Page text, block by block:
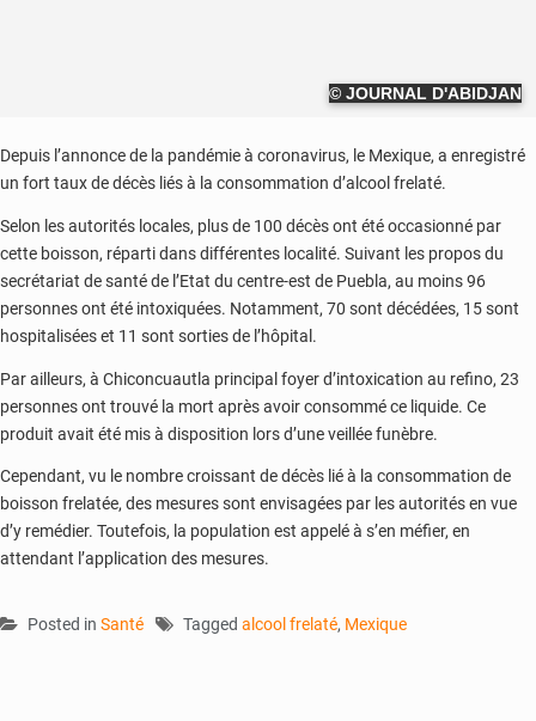
© JOURNAL D'ABIDJAN
Depuis l’annonce de la pandémie à coronavirus, le Mexique, a enregistré
un fort taux de décès liés à la consommation d’alcool frelaté.
Selon les autorités locales, plus de 100 décès ont été occasionné par
cette boisson, réparti dans différentes localité. Suivant les propos du
secrétariat de santé de l’Etat du centre-est de Puebla, au moins 96
personnes ont été intoxiquées. Notamment, 70 sont décédées, 15 sont
hospitalisées et 11 sont sorties de l’hôpital.
Par ailleurs, à Chiconcuautla principal foyer d’intoxication au refino, 23
personnes ont trouvé la mort après avoir consommé ce liquide. Ce
produit avait été mis à disposition lors d’une veillée funèbre.
Cependant, vu le nombre croissant de décès lié à la consommation de
boisson frelatée, des mesures sont envisagées par les autorités en vue
d’y remédier. Toutefois, la population est appelé à s’en méfier, en
attendant l’application des mesures.
Posted in Santé Tagged alcool frelaté, Mexique